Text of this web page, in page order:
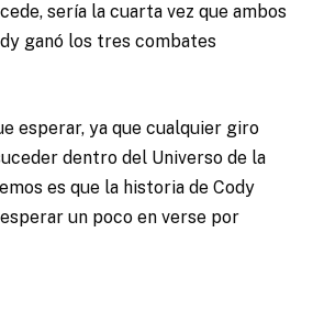
sería la cuarta vez que ambos
ganó los tres combates
esperar, ya que cualquier giro
dentro del Universo de la
es que la historia de Cody
un poco en verse por